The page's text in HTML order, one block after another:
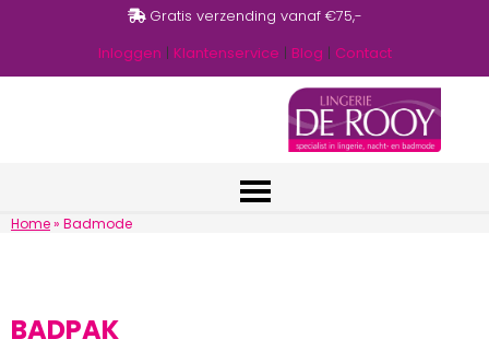
Gratis verzending vanaf €75,-
Inloggen | Klantenservice | Blog | Contact
Home» Badmode
BADPAK